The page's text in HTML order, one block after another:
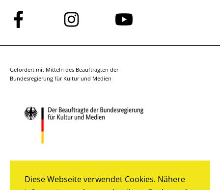
Diese Webseite verwendet Cookies. Nähere
Folge
uns
auf
Folge
uns
auf
Folge
auf
Gefördert mit Mitteln des Beauftragten der
Bundesregierung für Kultur und Medien